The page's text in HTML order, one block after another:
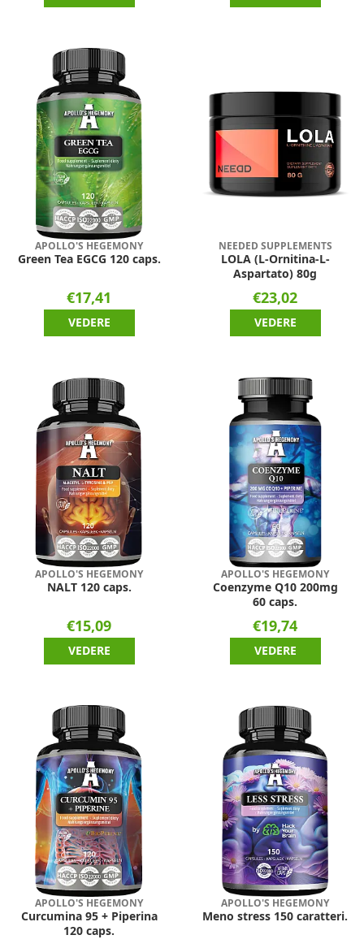
APOLLO'S HEGEMONY
Green Tea EGCG 120 caps.
€17,41
VEDERE
NEEDED SUPPLEMENTS
LOLA (L-Ornitina-L-
Aspartato) 80g
€23,02
VEDERE
APOLLO'S HEGEMONY
NALT 120 caps.
€15,09
VEDERE
APOLLO'S HEGEMONY
Coenzyme Q10 200mg
60 caps.
€19,74
VEDERE
APOLLO'S HEGEMONY
Curcumina 95 + Piperina
120 caps.
APOLLO'S HEGEMONY
Meno stress 150 caratteri.